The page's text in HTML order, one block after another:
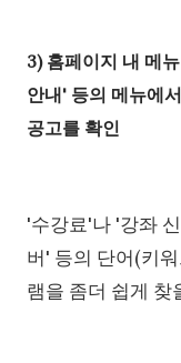
3) 홈페이지 내 메
안내' 등의 메뉴에
공고를 확인
'수강료'나 '강좌
버' 등의 단어(키
램을 좀더 쉽게